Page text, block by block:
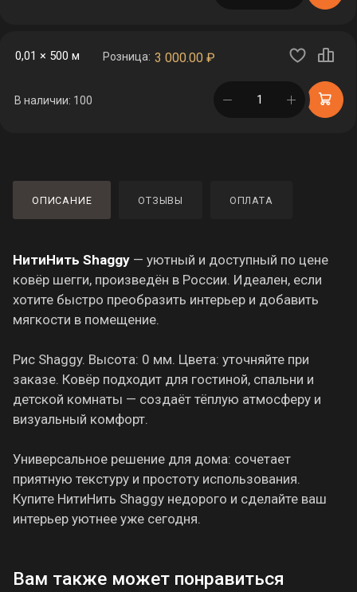
0,01 × 500 м Розница: 3 000.00 ₽
В наличии: 100 в корзине
ОПИСАНИЕ ОТЗЫВЫ ОПЛАТА
НитиНить Shaggy — уютный и доступный по цене
ковёр шегги, произведён в России. Идеален, если
хотите быстро преобразить интерьер и добавить
мягкости в помещение.
Рис Shaggy. Высота: 0 мм. Цвета: уточняйте при
заказе. Ковёр подходит для гостиной, спальни и
детской комнаты — создаёт тёплую атмосферу и
визуальный комфорт.
Универсальное решение для дома: сочетает
приятную текстуру и простоту использования.
Купите НитиНить Shaggy недорого и сделайте ваш
интерьер уютнее уже сегодня.
Вам также может понравиться